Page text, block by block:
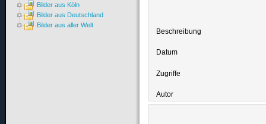
Beschreibung
Datum
Zugriffe
Autor
Bilder aus Köln
Bilder aus Deutschland
Bilder aus aller Welt